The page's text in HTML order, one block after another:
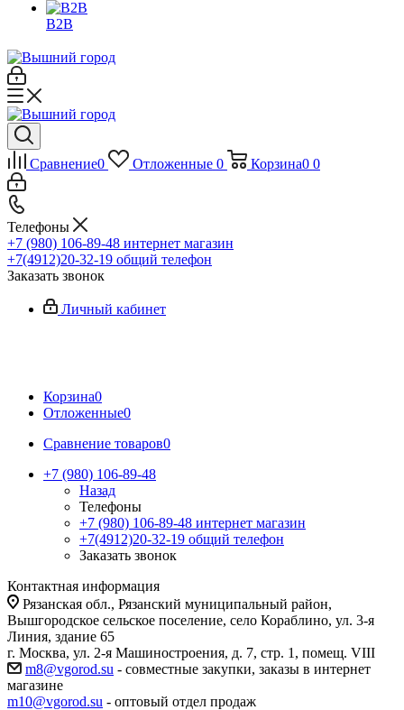
B2B
Сравнение0 Отложенные 0 Корзина0 0
Телефоны
+7 (980) 106-89-48 интернет магазин
+7(4912)20-32-19 общий телефон
Заказать звонок
Личный кабинет
Корзина0
Отложенные0
Сравнение товаров0
+7 (980) 106-89-48
Назад
Телефоны
+7 (980) 106-89-48 интернет магазин
+7(4912)20-32-19 общий телефон
Заказать звонок
Контактная информация
Рязанская обл., Рязанский муниципальный район,
Вышгородское сельское поселение, село Кораблино, ул. 3-я
Линия, здание 65
г. Москва, ул. 2-я Машиностроения, д. 7, стр. 1, помещ. VIII
m8@vgorod.su - совместные закупки, заказы в интернет
магазине
m10@vgorod.su - оптовый отдел продаж